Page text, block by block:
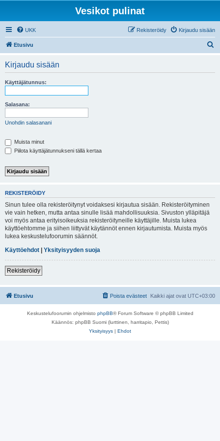
Vesikot pulinat
UKK Kirjaudu sisään
Rekisteröidy
Etusivu
Kirjaudu sisään
Käyttäjätunnus:
Salasana:
Unohdin salasanani
Muista minut
Piilota käyttäjätunnukseni tällä kertaa
REKISTERÖIDY
Sinun tulee olla rekisteröitynyt voidaksesi kirjautua sisään. Rekisteröityminen
vie vain hetken, mutta antaa sinulle lisää mahdollisuuksia. Sivuston ylläpitäjä
voi myös antaa erityisoikeuksia rekisteröityneille käyttäjille. Muista lukea
käyttöehtomme ja siihen liittyvät käytännöt ennen kirjautumista. Muista myös
lukea keskustelufoorumin säännöt.
Käyttöehdot | Yksityisyyden suoja
Rekisteröidy
Etusivu Kaikki ajat ovat UTC+03:00
Poista evästeet
Keskustelufoorumin ohjelmisto phpBB® Forum Software © phpBB Limited
Käännös: phpBB Suomi (lurttinen, harritapio, Pettis)
Yksityisyys | Ehdot